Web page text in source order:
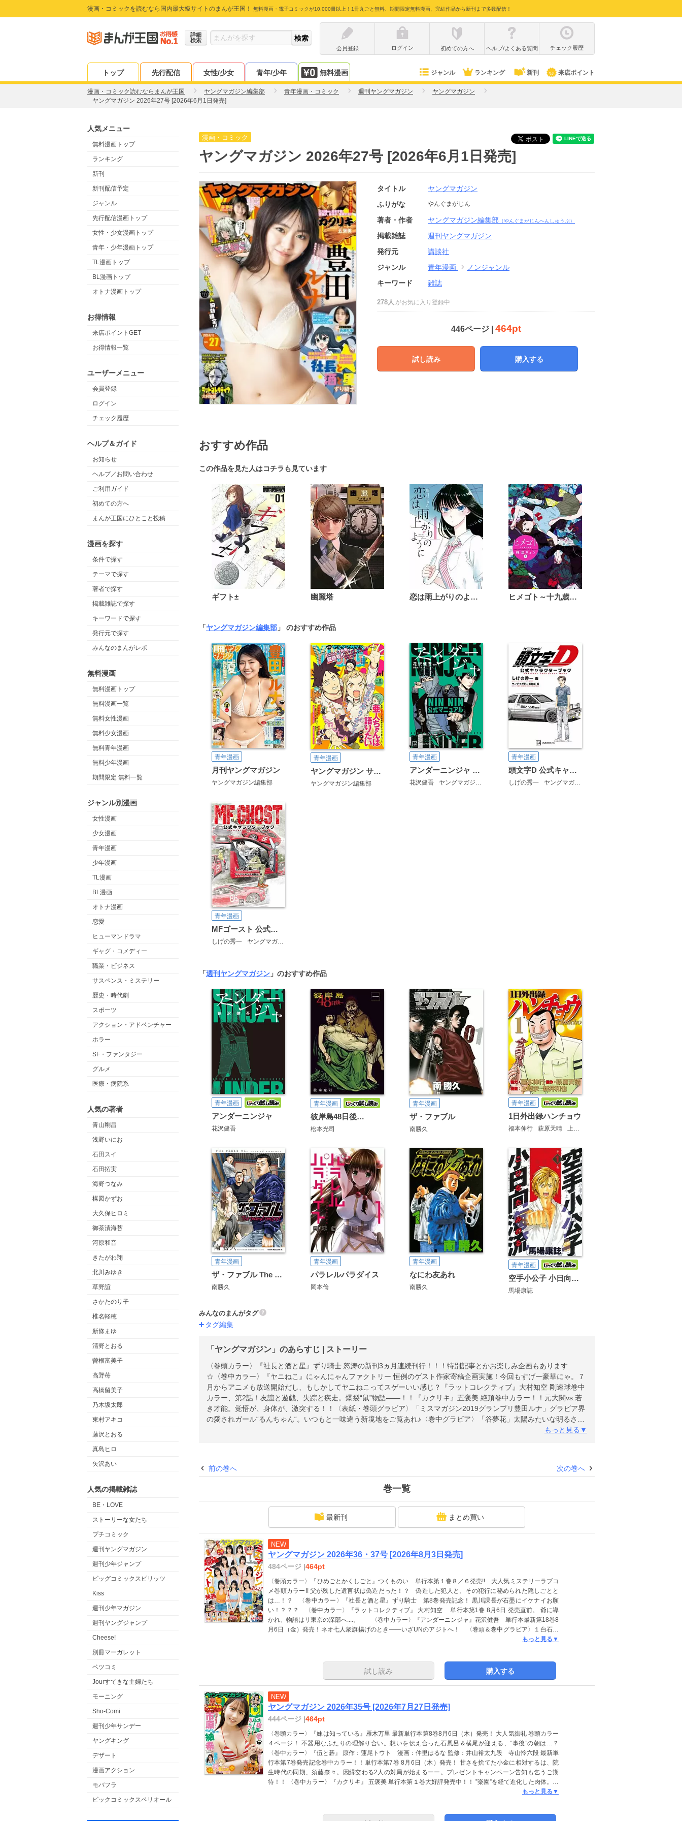
漫画・コミックを読むなら国内最大級サイトのまんが王国！ 無料漫画・電子コミックが10,000冊以上！1冊丸ごと無料、期間限定無料漫画、完結作品から新刊まで多数配信！
詳細
検索
会員登録
ログイン 初めての方へ ヘルプ/よくある質問 チェック履歴
トップ 先行配信 女性/少女 青年/少年 無料漫画 ジャンル ランキング 新刊 来店ポイント
漫画・コミック読むならまんが王国 ヤングマガジン編集部 青年漫画・コミック 週刊ヤングマガジン
ヤングマガジン
ヤングマガジン 2026年27号 [2026年6月1日発売]
人気メニュー
無料漫画トップ
ランキング
新刊
新刊配信予定
ジャンル
先行配信漫画トップ
女性・少女漫画トップ
青年・少年漫画トップ
TL漫画トップ
BL漫画トップ
オトナ漫画トップ
お得情報
来店ポイントGET
お得情報一覧
ユーザーメニュー
会員登録
ログイン
チェック履歴
ヘルプ＆ガイド
お知らせ
ヘルプ／お問い合わせ
ご利用ガイド
初めての方へ
まんが王国にひとこと投稿
漫画を探す
条件で探す
テーマで探す
著者で探す
掲載雑誌で探す
キーワードで探す
発行元で探す
みんなのまんがレポ
無料漫画
無料漫画トップ
無料漫画一覧
無料女性漫画
無料少女漫画
無料青年漫画
無料少年漫画
期間限定 無料一覧
ジャンル別漫画
女性漫画
少女漫画
青年漫画
少年漫画
TL漫画
BL漫画
オトナ漫画
恋愛
ヒューマンドラマ
ギャグ・コメディー
職業・ビジネス
サスペンス・ミステリー
歴史・時代劇
スポーツ
アクション・アドベンチャー
ホラー
SF・ファンタジー
グルメ
医療・病院系
人気の著者
青山剛昌
浅野いにお
石田スイ
石田拓実
海野つなみ
楳図かずお
大久保ヒロミ
御茶漬海苔
河原和音
きたがわ翔
北川みゆき
草野誼
さかたのり子
椎名軽穂
新條まゆ
清野とおる
曽根富美子
高野苺
高橋留美子
乃木坂太郎
東村アキコ
藤沢とおる
真島ヒロ
矢沢あい
人気の掲載雑誌
BE・LOVE
ストーリーな女たち
プチコミック
週刊ヤングマガジン
週刊少年ジャンプ
ビッグコミックスピリッツ
Kiss
週刊少年マガジン
週刊ヤングジャンプ
Cheese!
別冊マーガレット
ベツコミ
Jourすてきな主婦たち
モーニング
Sho-Comi
週刊少年サンデー
ヤングキング
デザート
漫画アクション
モバフラ
ビックコミックスペリオール
漫画・コミック
ヤングマガジン 2026年27号 [2026年6月1日発売]
タイトル
ヤングマガジン
ふりがな
やんぐまがじん
著者・作者 ヤングマガジン編集部 （やんぐまがじんへんしゅうぶ）
掲載雑誌
週刊ヤングマガジン
発行元
講談社
ジャンル
青年漫画
ノンジャンル
キーワード
雑誌
278人 がお気に入り登録中
446ページ | 464pt
試し読み 購入する
おすすめ作品
この作品を見た人はコチラも見ています
ギフト± 幽麗塔 恋は雨上がりのように ヒメゴト～十九歳の制服～
「ヤングマガジン編集部 」 のおすすめ作品
青年漫画
月刊ヤングマガジン
ヤングマガジン編集部
青年漫画
ヤングマガジン サード
ヤングマガジン編集部
青年漫画
アンダーニンジャ NIN NIN公式マニュアル
花沢健吾 ヤングマガジン編集部 講談社
青年漫画
頭文字D 公式キャラクターブック
しげの秀一 ヤングマガジン編集部
青年漫画
MFゴースト 公式キャラクターブック
しげの秀一 ヤングマガジン編集部
「週刊ヤングマガジン 」のおすすめ作品
青年漫画
アンダーニンジャ
花沢健吾
青年漫画
彼岸島48日後…
松本光司
青年漫画
ザ・ファブル
南勝久
青年漫画
1日外出録ハンチョウ
福本伸行 萩原天晴 上原求
青年漫画
ザ・ファブル The second contact
南勝久
青年漫画
パラレルパラダイス
岡本倫
青年漫画
なにわ友あれ
南勝久
青年漫画
空手小公子 小日向海流
馬場康誌
みんなのまんがタグ
タグ編集
「ヤングマガジン」のあらすじ | ストーリー
〈巻頭カラー〉『社長と酒と星』ずり騎士 怒涛の新刊3ヵ月連続刊行！！！特別記事とかお楽しみ企画もあります
☆〈巻中カラー〉『ヤニねこ』にゃんにゃんファクトリー 恒例のゲスト作家寄稿企画実施！今回もすげー豪華にゃ。７
月からアニメも放送開始だし、もしかしてヤニねこってスゲーいい感じ？『ラットコレクティブ』大村知空 剛速球巻中
カラー、第2話！友誼と遊戯、失踪と疾走。爆裂“鼠”物語――！！『カクリキ』五褒美 絶頂巻中カラー！！元大関vs.若
き才能。覚悟が、身体が、激突する！！〈表紙・巻頭グラビア〉「ミスマガジン2019グランプリ豊田ルナ」グラビア界
の愛されガール“るんちゃん“。いつもと一味違う新境地をご覧あれ♪〈巻中グラビア〉「谷夢花」太陽みたいな明るさを
持つ田舎ガール☆初グラビアを堂々披露！〈巻末グラビア〉「長瀬礼華」圧倒的“美スタイル”なモデルが初グラビもっと見る▼
前の巻へ 次の巻へ
巻一覧
最新刊 まとめ買い
NEW
ヤングマガジン 2026年36・37号 [2026年8月3日発売]
484ページ |464pt
〈巻頭カラー〉『ひめごとかくしごと』つくものい 単行本第１巻８／６発売!! 大人気ミステリーラブコ
メ巻頭カラー!! 父が残した遺言状は偽造だった！？ 偽造した犯人と、その犯行に秘められた隠しごとと
は…！？ 〈巻中カラー〉『社長と酒と星』ずり騎士 第8巻発売記念！ 黒川課長が石墨にイケナイお願
い！？？？ 〈巻中カラー〉『ラットコレクティブ』 大村知空 単行本第1巻 8月6日 発売直前。 爺に導
かれ、物語はリ東京の深部へ....。 〈巻中カラー〉『アンダーニンジャ』花沢健吾 単行本最新第18巻8
月6日（金）発売！ネオ七人衆旗揚げのとき――いざUNのアジトへ！ 〈巻頭＆巻中グラビア〉１白石杏
衣 ２花守雛 ３上山沙希 ４富田莉代 ５瀬戸りおん ６小山くるみ ７成瀬光 ８林春花 ９世波柊
激闘を勝ち抜いた１０名を大発表──ッ☆〈巻末グラビア〉市倉侑季奈 「Pick Up Girls！」での初グラビ
アが大反響！ NEXTヒロインは侑季奈ちゃんで決まり♪ 〈巻末グラビア〉 次にくる美女4人を紹介!! Pick Up
Girls!! 斉藤千里 畑中萌衣 中瀬 葵 戸咲さくら
もっと見る▼
試し読み 購入する
NEW
ヤングマガジン 2026年35号 [2026年7月27日発売]
444ページ |464pt
〈巻頭カラー〉『妹は知っている』雁木万里 最新単行本第8巻8月6日（木）発売！ 大人気御礼 巻頭カラー
４ページ！ 不器用なふたりの理解り合い。想いを伝え合った石風呂＆横尾が迎える、”事後”の朝は…？
〈巻中カラー〉『伍と碁』 原作：蓮尾トウト 漫画：仲里はるな 監修：井山裕太九段 寺山怜六段 最新単
行本第7巻発売記念巻中カラー！！単行本第7巻 8月6日（木）発売！ 甘さを捨てた小金に相対するは、院
生時代の同期、須藤奈々。因縁交わる2人の対局が始まるーー。プレゼントキャンペーン告知も乞うご期
待！！ 〈巻中カラー〉『カクリキ』 五褒美 単行本第１巻大好評発売中！！ ”楽園”を経て進化した肉体。そ
して、次なる強敵が現れる‥‥。 〈表紙＆巻頭グラビア〉 Rain Tree 市原紬希 2度目の表紙・巻頭グラビア
もっと見る▼